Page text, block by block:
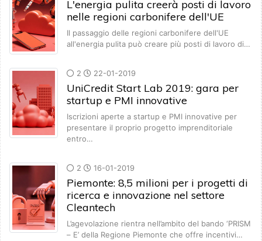
L'energia pulita creerà posti di lavoro
nelle regioni carbonifere dell'UE
Il passaggio delle regioni carbonifere dell'UE
all'energia pulita può creare più posti di lavoro di…
2 22-01-2019
UniCredit Start Lab 2019: gara per
startup e PMI innovative
Iscrizioni aperte a startup e PMI innovative per
presentare il proprio progetto imprenditoriale
entro…
2 16-01-2019
Piemonte: 8,5 milioni per i progetti di
ricerca e innovazione nel settore
Cleantech
L’agevolazione rientra nell’ambito del bando ‘PRISM
– E’ della Regione Piemonte che offre incentivi…